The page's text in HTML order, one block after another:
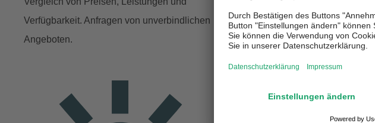
Verfügbarkeit. Anfragen von unverbindlichen
Angeboten.
Wärmepumpe verringern.
eine größere Druckdifferenz
Die
Auslegung des
ist daher wichtig, um die